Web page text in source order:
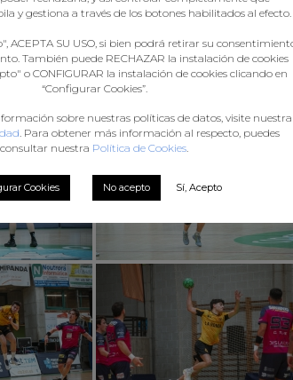
y gestiona a través de los botones habilitados al efecto.
ACEPTA SU USO, si bien podrá retirar su
También puede RECHAZAR la instalación de cookies
o CONFIGURAR la instalación de cookies clicando en
“Configurar Cookies”.
sobre nuestras políticas de datos, visite nuestra
. Para obtener más información al respecto, puedes
consultar nuestra Política de Cookies.
Cookies No acepto Sí, Acepto